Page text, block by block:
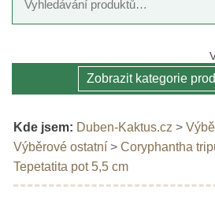
Zobrazit kategorie
Kde jsem: Duben-Kaktus.cz >
Výběrové ostatní > Coryphantha
Tepetatita pot 5,5 cm